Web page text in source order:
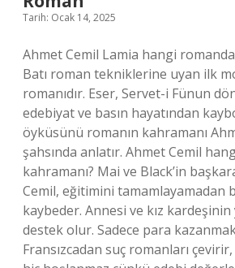
Tarih: Ocak 14, 2025
Ahmet Cemil Lamia hangi
Batı roman tekniklerine uyan ilk
romanıdır. Eser, Servet-i Fünun
edebiyat ve basın hayatından
öyküsünü romanın kahramanı
şahsında anlatır. Ahmet Cemil
kahramanı? Mai ve Black’in
Cemil, eğitimini tamamlayamadan
kaybeder. Annesi ve kız kardeşinin
destek olur. Sadece para
Fransızcadan suç romanları